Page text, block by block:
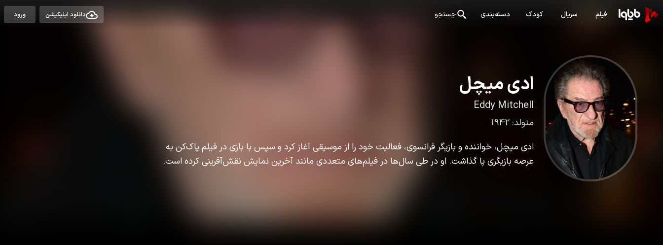
فیلم سریال کودک دسته‌بندی جستجو دانلود اپلیکیشن ورود
ادی میچل
Eddy Mitchell
متولد: 1942
ادی میچل، خواننده و بازیگر فرانسوی، فعالیت خود را از موسیقی آغاز کرد و سپس با بازی در فیلم پاک‌کن به
عرصه بازیگری پا گذاشت. او در طی سال‌ها در فیلم‌های متعددی مانند آخرین نمایش نقش‌آفرینی کرده است.